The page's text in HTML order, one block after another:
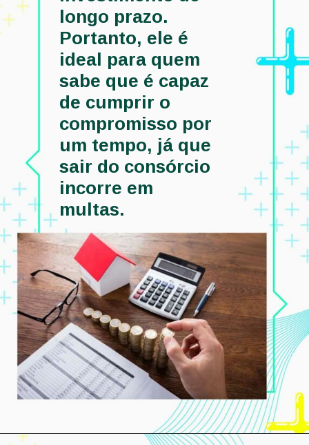
longo prazo.
Portanto, ele é
ideal para quem
sabe que é capaz
de cumprir o
compromisso por
um tempo, já que
sair do consórcio
incorre em
multas.